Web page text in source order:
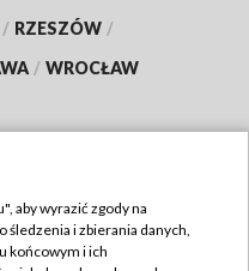
/ RZESZÓW /
/ WROCŁAW
aby wyrazić zgody na
i zbierania danych,
końcowym i ich